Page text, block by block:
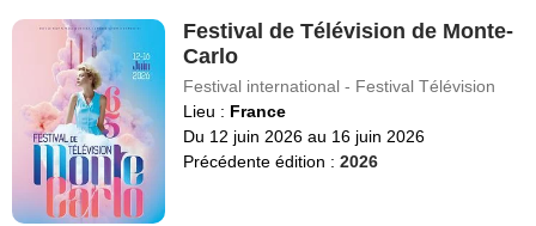
Festival de Télévision de Monte-
Carlo
Festival international - Festival Télévision
Lieu : France
Du 12 juin 2026 au 16 juin 2026
Précédente édition :2026